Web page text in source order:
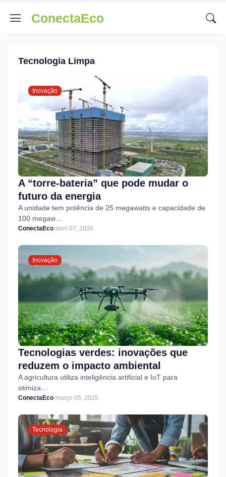
ConectaEco
Tecnologia Limpa
Inovação
A “torre-bateria” que pode mudar o
futuro da energia
A unidade tem potência de 25 megawatts e capacidade de
100 megaw…
ConectaEco-abril 07, 2026
Inovação
Tecnologias verdes: inovações que
reduzem o impacto ambiental
A agricultura utiliza inteligência artificial e IoT para
otimiza…
ConectaEco-março 05, 2025
Tecnologia